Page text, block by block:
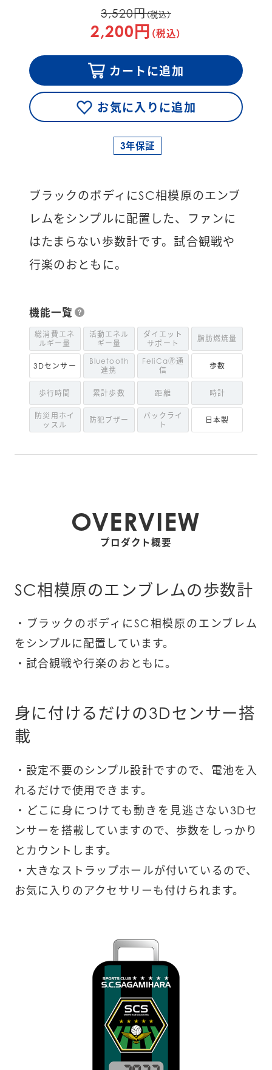
3,520円（税込）
2,200円 （税込）
カートに追加
お気に入りに追加
3年保証
ブラックのボディにSC相模原のエンブ
レムをシンプルに配置した、ファンに
はたまらない歩数計です。試合観戦や
行楽のおともに。
機能一覧
総消費エネ
ルギー量
活動エネル
ギー量
ダイエット
サポート
脂肪燃焼量
3Dセンサー
Bluetooth
連携
FeliCa🄬通
信
歩数
歩行時間 累計歩数 距離 時計
防災用ホイ
ッスル
防犯ブザー
バックライ
ト
日本製
OVERVIEW
プロダクト概要
SC相模原のエンブレムの歩数計
・ブラックのボディにSC相模原のエンブレム
をシンプルに配置しています。
・試合観戦や行楽のおともに。
身に付けるだけの3Dセンサー搭
載
・設定不要のシンプル設計ですので、電池を入
れるだけで使用できます。
・どこに身につけても動きを見逃さない3Dセ
ンサーを搭載していますので、歩数をしっかり
とカウントします。
・大きなストラップホールが付いているので、
お気に入りのアクセサリーも付けられます。